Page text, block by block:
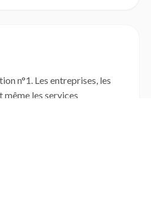
n°1. Les entreprises, les
les services